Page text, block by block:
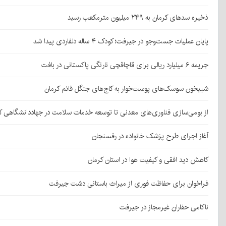
ذخیره سدهای کرمان به ۲۴۹ میلیون مترمکعب رسید
پایان عملیات جست‌وجو در جیرفت؛ کودک ۴ ساله دلفاردی پیدا شد
جریمه ۶ میلیارد ریالی برای قاچاقچی نارنگی پاکستانی در بافت
شبیخون سوسک‌های پوست‌خوار به کاج‌های جنگل قائم کرمان
از بومی‌سازی فناوری‌های معدنی تا توسعه خدمات سلامت در جهاددانشگاهی
آغاز اجرای طرح پزشک خانواده در رفسنجان
کاهش دید افقی و کیفیت هوا در استان کرمان
فراخوان برای حفاظت فوری از میراث باستانی دشت جیرفت
ناکامی حفاران غیرمجاز در جیرفت